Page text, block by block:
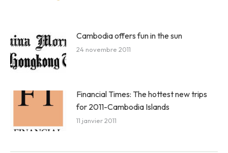
Cambodia offers fun in the sun
24 novembre 2011
Financial Times: The hottest new trips
for 2011-Cambodia Islands
11 janvier 2011